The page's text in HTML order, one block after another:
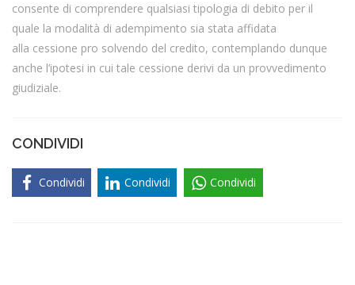
consente di comprendere qualsiasi tipologia di debito per il
quale la modalità di adempimento sia stata affidata
alla cessione pro solvendo del credito, contemplando dunque
anche l’ipotesi in cui tale cessione derivi da un provvedimento
giudiziale.
CONDIVIDI
Condividi Condividi Condividi